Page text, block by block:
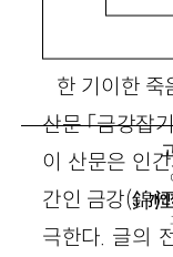
1. 종교와 예
한 기이한
산문 「금강잡
이 산문은 인
간인 금강(錦
극한다. 글의
개인